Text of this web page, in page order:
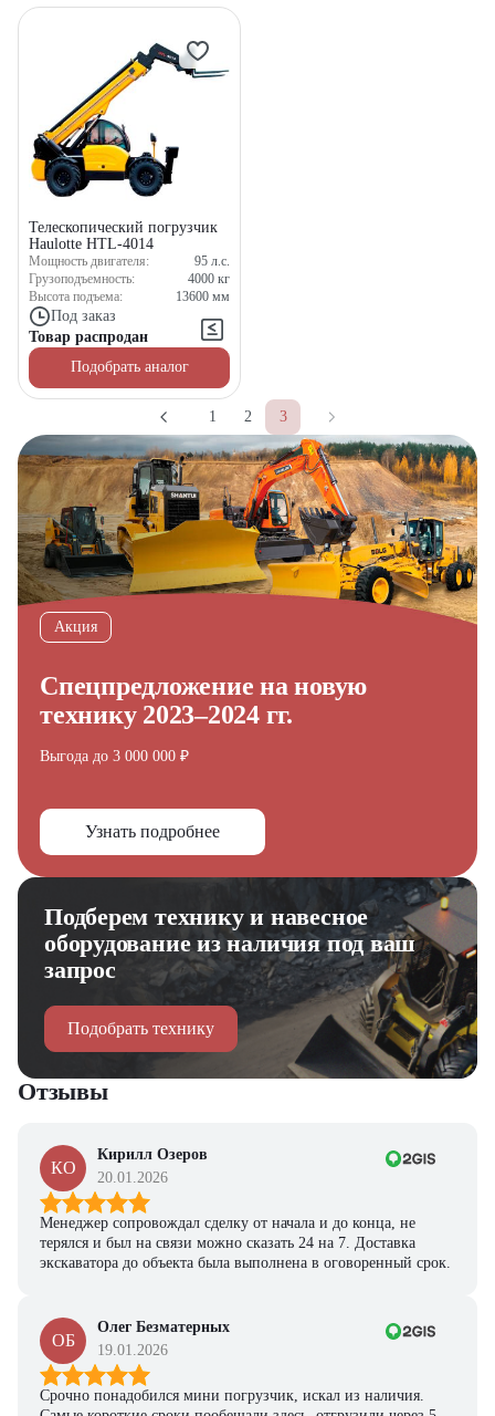
Телескопический погрузчик
Haulotte HTL-4014
Мощность двигателя: 95 л.с.
Грузоподъемность:
4000 кг
Высота подъема:
13600 мм
Под заказ
Товар распродан
Подобрать аналог
1 2 3
Акция
Спецпредложение на новую
технику 2023–2024 гг.
Выгода до 3 000 000 ₽
Узнать подробнее
Подберем технику и навесное
оборудование из наличия под ваш
запрос
Подобрать технику
Отзывы
КО
Кирилл Озеров
20.01.2026
Менеджер сопровождал сделку от начала и до конца, не
терялся и был на связи можно сказать 24 на 7. Доставка
экскаватора до объекта была выполнена в оговоренный срок.
ОБ
Олег Безматерных
19.01.2026
Срочно понадобился мини погрузчик, искал из наличия.
предложение на спецтехнику
из наличия!
персональную подборку моделей и лучшие условия
Получить предложение